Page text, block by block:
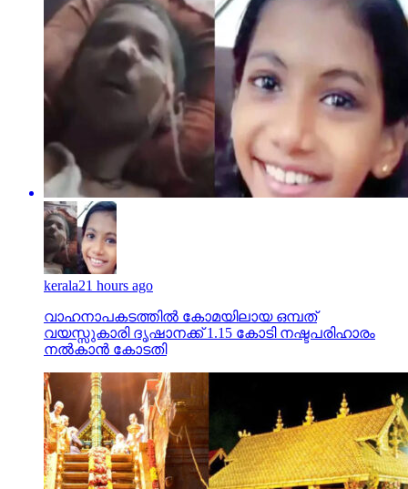
kerala21 hours ago
വാഹനാപകടത്തില്‍ കോമയിലായ ഒമ്പത്
വയസ്സുകാരി ദൃഷാനക്ക് 1.15 കോടി നഷ്ടപരിഹാരം
നല്‍കാന്‍ കോടതി